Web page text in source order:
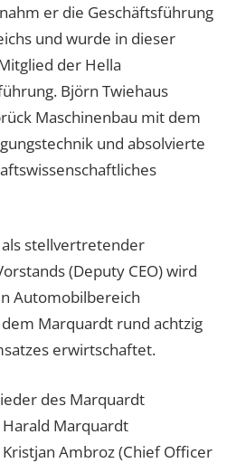
er die Geschäftsführung
und wurde in dieser
der Hella
Björn Twiehaus
Maschinenbau mit dem
und absolvierte
stellvertretender
(Deputy CEO) wird
Automobilbereich
Marquardt rund achtzig
erwirtschaftet.
des Marquardt
Marquardt
Ambroz (Chief Officer